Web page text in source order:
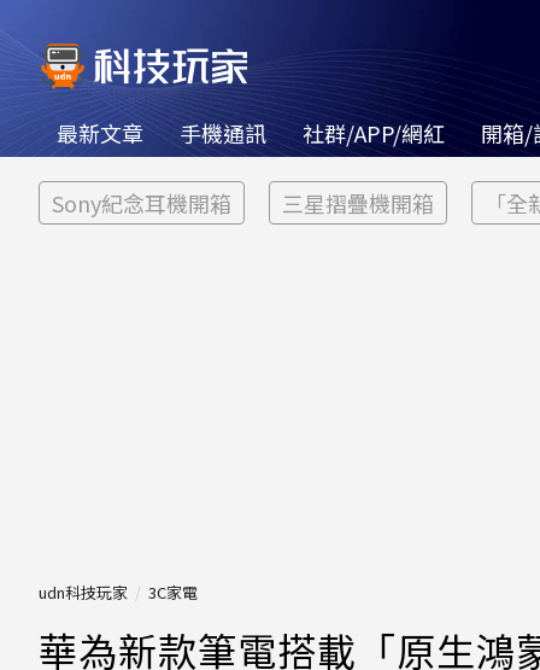
最新文章 手機通訊 社群/APP/網紅 開箱/
Sony紀念耳機開箱 三星摺疊機開箱 「
udn科技玩家 3C家電
華為新款筆電搭載「原生